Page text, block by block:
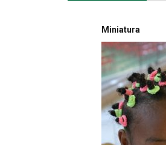
Miniatura